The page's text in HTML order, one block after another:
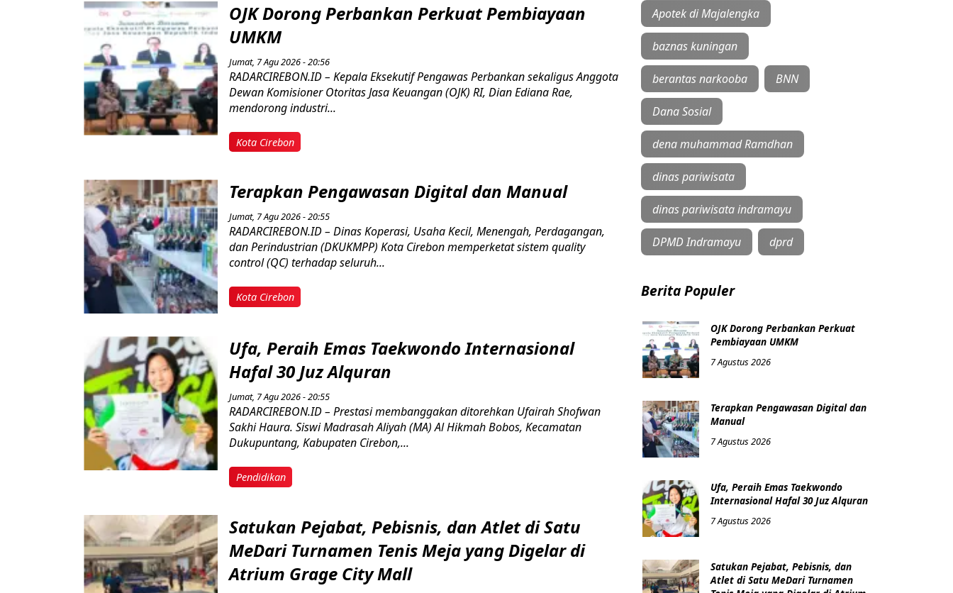
Kota Cirebon
OJK Dorong Perbankan Perkuat Pembiayaan
UMKM
Jumat, 7 Agu 2026 - 20:56
RADARCIREBON.ID – Kepala Eksekutif Pengawas Perbankan sekaligus Anggota
Dewan Komisioner Otoritas Jasa Keuangan (OJK) RI, Dian Ediana Rae,
mendorong industri...
Kota Cirebon
Terapkan Pengawasan Digital dan Manual
Jumat, 7 Agu 2026 - 20:55
RADARCIREBON.ID – Dinas Koperasi, Usaha Kecil, Menengah, Perdagangan,
dan Perindustrian (DKUKMPP) Kota Cirebon memperketat sistem quality
control (QC) terhadap seluruh...
Pendidikan
Ufa, Peraih Emas Taekwondo Internasional
Hafal 30 Juz Alquran
Jumat, 7 Agu 2026 - 20:55
RADARCIREBON.ID – Prestasi membanggakan ditorehkan Ufairah Shofwan
Sakhi Haura. Siswi Madrasah Aliyah (MA) Al Hikmah Bobos, Kecamatan
Dukupuntang, Kabupaten Cirebon,...
Satukan Pejabat, Pebisnis, dan Atlet di Satu
MeDari Turnamen Tenis Meja yang Digelar di
Atrium Grage City Mall
Apotek di Majalengka
baznas kuningan
berantas narkooba BNN
Dana Sosial
dena muhammad Ramdhan
dinas pariwisata
dinas pariwisata indramayu
DPMD Indramayu dprd
Berita Populer
OJK Dorong Perbankan Perkuat
Pembiayaan UMKM
7 Agustus 2026
Terapkan Pengawasan Digital dan
Manual
7 Agustus 2026
Ufa, Peraih Emas Taekwondo
Internasional Hafal 30 Juz Alquran
7 Agustus 2026
Satukan Pejabat, Pebisnis, dan
Atlet di Satu MeDari Turnamen